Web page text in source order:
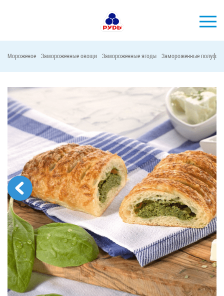
ПРОДУКЦИЯ
ПОТРЕБИТЕЛЯМ
АКЦИИ
ПРЕСС-ЦЕНТР
ХОРЕКА
Тендерные закупки
Контакты
Вакансии
ЗАКАЗАТЬ ПРОДУКЦИЮ «РУДЬ»:
Мороженое Замороженные овощи Замороженные ягоды Замороженные